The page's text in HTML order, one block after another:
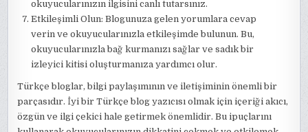
okuyucularınızın ilgisini canlı tutarsınız.
Etkileşimli Olun: Blogunuza gelen yorumlara cevap
verin ve okuyucularınızla etkileşimde bulunun. Bu,
okuyucularınızla bağ kurmanızı sağlar ve sadık bir
izleyici kitisi oluşturmanıza yardımcı olur.
Türkçe bloglar, bilgi paylaşımının ve iletişiminin önemli bir
parçasıdır. İyi bir Türkçe blog yazıcısı olmak için içeriği akıcı,
özgün ve ilgi çekici hale getirmek önemlidir. Bu ipuçlarını